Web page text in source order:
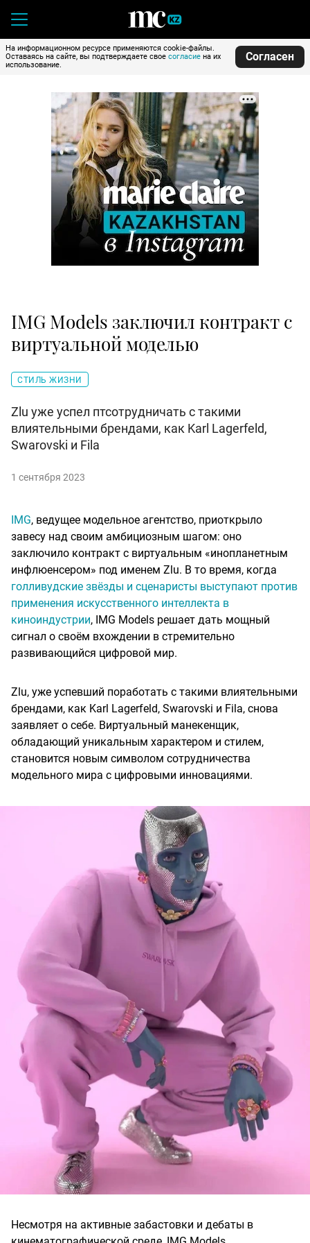
На информационном ресурсе применяются cookie-файлы.
Оставаясь на сайте, вы подтверждаете свое согласие на их
использование.
Согласен
IMG Models заключил контракт с
виртуальной моделью
СТИЛЬ ЖИЗНИ
Zlu уже успел птсотрудничать с такими
влиятельными брендами, как Karl Lagerfeld,
Swarovski и Fila
1 сентября 2023
IMG, ведущее модельное агентство, приоткрыло
завесу над своим амбициозным шагом: оно
заключило контракт с виртуальным «инопланетным
инфлюенсером» под именем Zlu. В то время, когда
голливудские звёзды и сценаристы выступают против
применения искусственного интеллекта в
киноиндустрии, IMG Models решает дать мощный
сигнал о своём вхождении в стремительно
развивающийся цифровой мир.
Zlu, уже успевший поработать с такими влиятельными
брендами, как Karl Lagerfeld, Swarovski и Fila, снова
заявляет о себе. Виртуальный манекенщик,
обладающий уникальным характером и стилем,
становится новым символом сотрудничества
модельного мира с цифровыми инновациями.
Несмотря на активные забастовки и дебаты в